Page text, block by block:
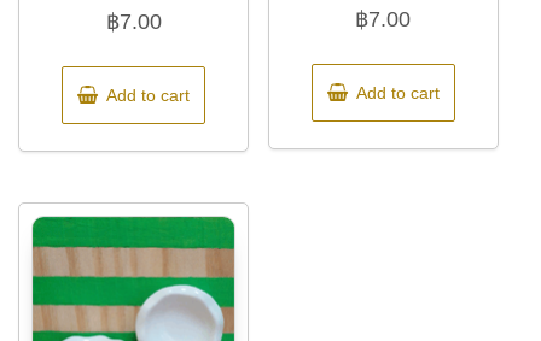
฿7.00
Add to cart
฿7.00
Add to cart